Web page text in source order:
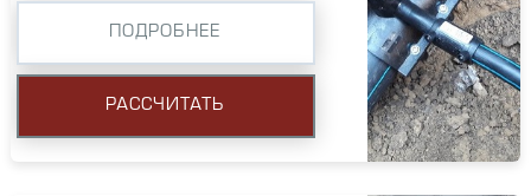
ПОДРОБНЕЕ
РАССЧИТАТЬ